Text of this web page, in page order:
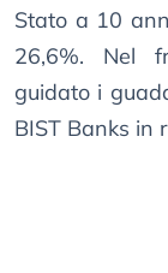
Stato a 10
26,6%. Nel
guidato i
BIST Banks in